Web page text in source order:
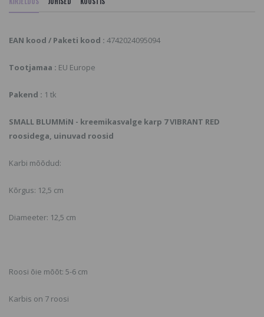
EAN kood / Paketi kood : 4742024095094
Tootjamaa : EU Europe
Pakend : 1 tk
SMALL BLUMMiN - kreemikasvalge karp 7 VIBRANT RED
roosidega, uinuvad roosid
Karbi mõõdud:
Kõrgus: 12,5 cm
Diameeter: 12,5 cm
Roosi õie mõõt: 5-6 cm
Karbis on 7 roosi